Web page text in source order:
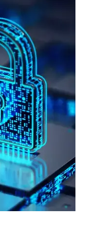
कर्मचारियों को किया गिरफ्तार
ठगों को उपलब्ध कराए
20 से 25 हजार